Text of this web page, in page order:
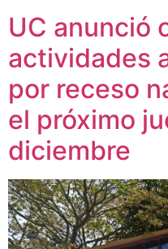
UC anunció
actividades
por receso
el próximo
diciembre